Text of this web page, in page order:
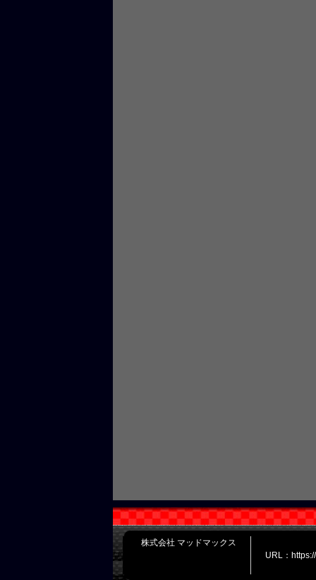
株式会社 マッドマックス
URL：